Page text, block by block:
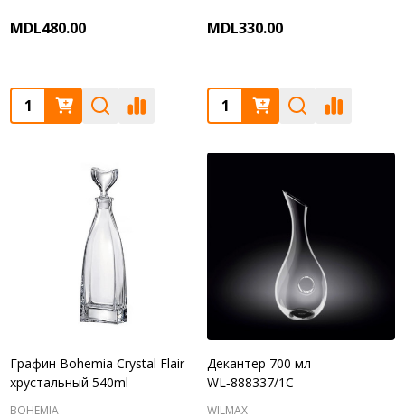
MDL480.00
Quantity:
MDL330.00
Quantity:
Графин Bohemia Crystal Flair
хрустальный 540ml
BOHEMIA
Декантер 700 мл
WL‑888337/1C
WILMAX